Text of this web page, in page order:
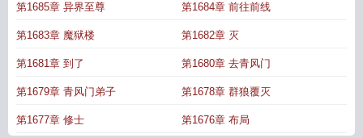
第1685章 异界至尊 第1684章 前往前线
第1683章 魔狱楼 第1682章 灭
第1681章 到了 第1680章 去青风门
第1679章 青风门弟子 第1678章 群狼覆灭
第1677章 修士 第1676章 布局